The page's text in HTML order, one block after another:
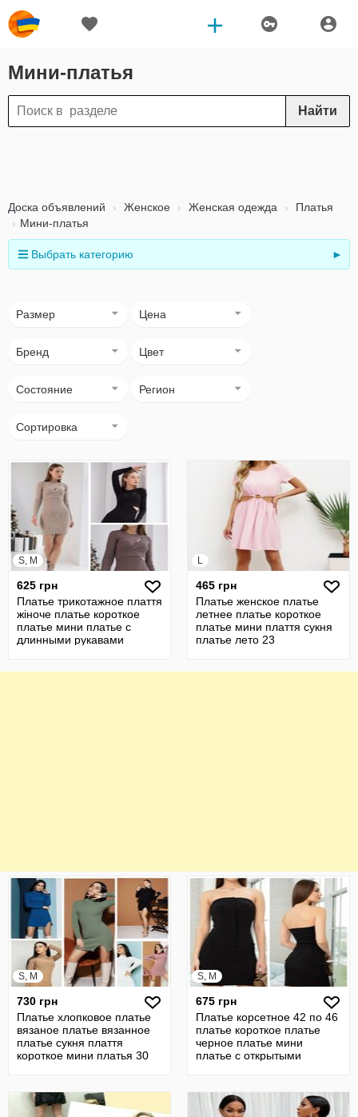
Мини-платья
Найти
Доска объявлений Женское Женская одежда
Платья
Мини-платья
Выбрать категорию ►
Размер Цена
Бренд Цвет
Состояние Регион
Сортировка
S, M
625 грн
Платье трикотажное плаття
жіноче платье короткое
платье мини платье с
длинными рукавами
L
465 грн
Платье женское платье
летнее платье короткое
платье мини плаття сукня
платье лето 23
S, M
730 грн
Платье хлопковое платье
вязаное платье вязанное
платье сукня плаття
короткое мини платья 30
S, M
675 грн
Платье корсетное 42 по 46
платье короткое платье
черное платье мини
платье с открытыми